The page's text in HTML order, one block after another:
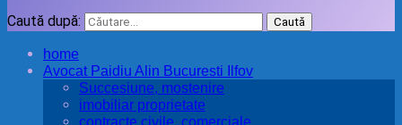
Caută după:
home
Avocat Paidiu Alin Bucuresti Ilfov
Succesiune, mostenire
imobiliar proprietate
contracte civile, comerciale